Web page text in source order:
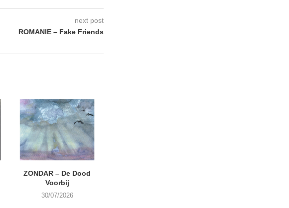
next post
ROMANIE – Fake Friends
ZONDAR – De Dood
Voorbij
30/07/2026